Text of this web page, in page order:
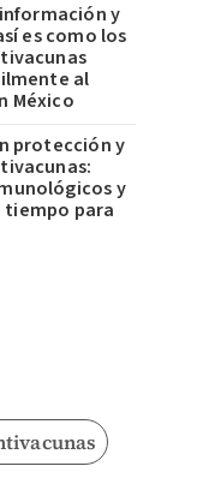
y
es como los
al
México
protección y
y
tiempo para